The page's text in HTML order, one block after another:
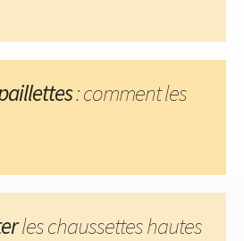
: comment les
les chaussettes hautes